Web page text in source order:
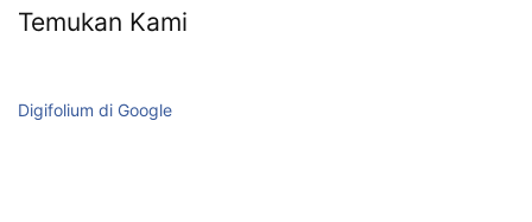
Temukan Kami
Digifolium di Google